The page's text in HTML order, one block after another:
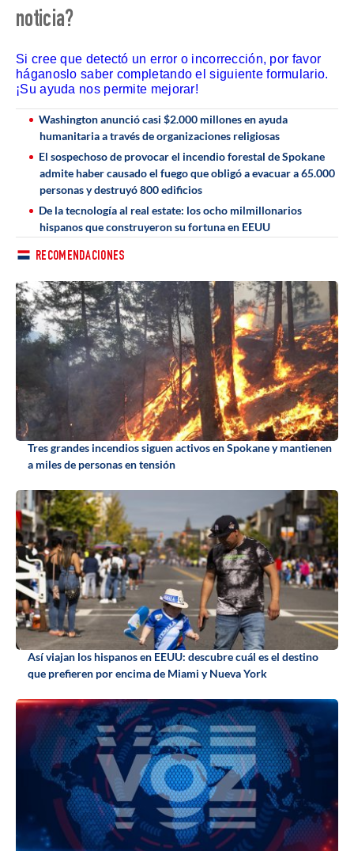
noticia?
Si cree que detectó un error o incorrección, por favor
háganoslo saber completando el siguiente formulario.
¡Su ayuda nos permite mejorar!
Washington anunció casi $2.000 millones en ayuda
humanitaria a través de organizaciones religiosas
El sospechoso de provocar el incendio forestal de Spokane
admite haber causado el fuego que obligó a evacuar a 65.000
personas y destruyó 800 edificios
De la tecnología al real estate: los ocho milmillonarios
hispanos que construyeron su fortuna en EEUU
RECOMENDACIONES
Tres grandes incendios siguen activos en Spokane y mantienen
a miles de personas en tensión
Así viajan los hispanos en EEUU: descubre cuál es el destino
que prefieren por encima de Miami y Nueva York